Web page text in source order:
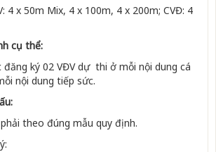
4 x 50m Mix, 4 x 100m, 4 x 200m; CVĐ: 4
cụ thể:
ký 02 VĐV dự thi ở mỗi nội dung cá
nội dung tiếp sức.
theo đúng mẫu quy định.